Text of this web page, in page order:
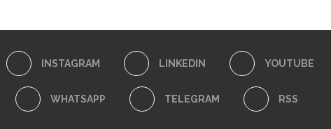
INSTAGRAM LINKEDIN YOUTUBE
WHATSAPP TELEGRAM RSS